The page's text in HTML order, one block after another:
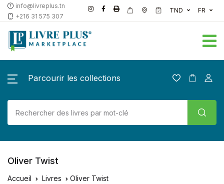
info@livreplus.tn
+216 31 575 307
TND FR
Parcourir les collections
Oliver Twist
Accueil Livres Oliver Twist